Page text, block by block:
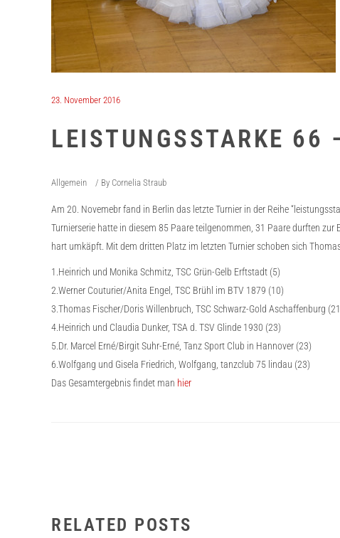
23. November 2016
LEISTUNGSSTARKE 66
Allgemein By Cornelia Straub
Am 20. Novemebr fand in Berlin das letzte Turnier in der Reihe
Turnierserie hatte in diesem 85 Paare teilgenommen, 31 Paare durften
hart umkäpft. Mit dem dritten Platz im letzten Turnier schoben sich
1.Heinrich und Monika Schmitz, TSC Grün-Gelb Erftstadt (5)
2.Werner Couturier/Anita Engel, TSC Brühl im BTV 1879 (10)
3.Thomas Fischer/Doris Willenbruch, TSC Schwarz-Gold Aschaffenburg
4.Heinrich und Claudia Dunker, TSA d. TSV Glinde 1930 (23)
5.Dr. Marcel Erné/Birgit Suhr-Erné, Tanz Sport Club in Hannover (23)
6.Wolfgang und Gisela Friedrich, Wolfgang, tanzclub 75 lindau (23)
Das Gesamtergebnis findet man hier
RELATED POSTS